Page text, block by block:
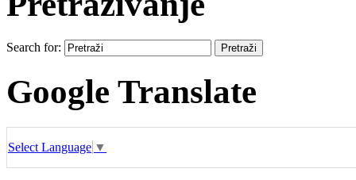
Search for:
Google Translate
Select Language ▼